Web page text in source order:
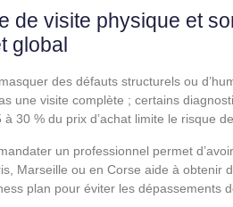
de visite physique et
global
des défauts structurels ou
une visite complète ; certains
30 % du prix d’achat limite le risque
un professionnel permet
Marseille ou en Corse aide à obtenir
plan pour éviter les dépassements